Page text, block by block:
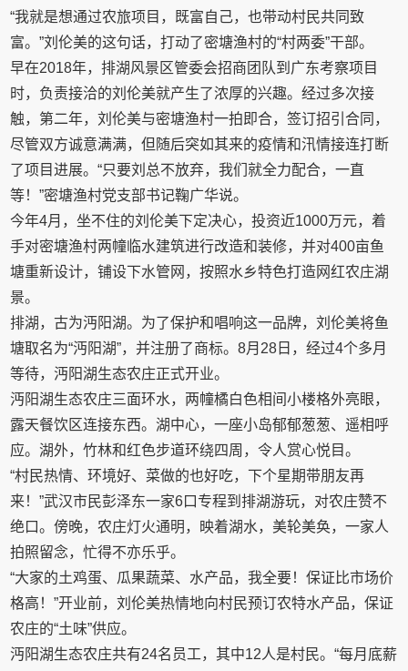
“我就是想通过农旅项目，既富自己，也带动村民共同致
富。”刘伦美的这句话，打动了密塘渔村的“村两委”干部。
早在2018年，排湖风景区管委会招商团队到广东考察项目
时，负责接洽的刘伦美就产生了浓厚的兴趣。经过多次接
触，第二年，刘伦美与密塘渔村一拍即合，签订招引合同，
尽管双方诚意满满，但随后突如其来的疫情和汛情接连打断
了项目进展。“只要刘总不放弃，我们就全力配合，一直
等！”密塘渔村党支部书记鞠广华说。
今年4月，坐不住的刘伦美下定决心，投资近1000万元，着
手对密塘渔村两幢临水建筑进行改造和装修，并对400亩鱼
塘重新设计，铺设下水管网，按照水乡特色打造网红农庄湖
景。
排湖，古为沔阳湖。为了保护和唱响这一品牌，刘伦美将鱼
塘取名为“沔阳湖”，并注册了商标。8月28日，经过4个多月
等待，沔阳湖生态农庄正式开业。
沔阳湖生态农庄三面环水，两幢橘白色相间小楼格外亮眼，
露天餐饮区连接东西。湖中心，一座小岛郁郁葱葱、遥相呼
应。湖外，竹林和红色步道环绕四周，令人赏心悦目。
“村民热情、环境好、菜做的也好吃，下个星期带朋友再
来！”武汉市民彭泽东一家6口专程到排湖游玩，对农庄赞不
绝口。傍晚，农庄灯火通明，映着湖水，美轮美奂，一家人
拍照留念，忙得不亦乐乎。
“大家的土鸡蛋、瓜果蔬菜、水产品，我全要！保证比市场价
格高！”开业前，刘伦美热情地向村民预订农特水产品，保证
农庄的“土味”供应。
沔阳湖生态农庄共有24名员工，其中12人是村民。“每月底薪